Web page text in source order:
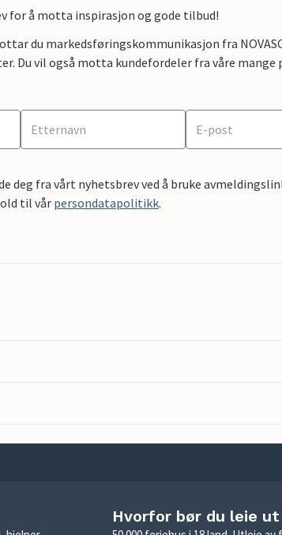
for å motta inspirasjon og gode tilbud!
du markedsføringskommunikasjon fra
Du vil også motta kundefordeler fra våre
deg fra vårt nyhetsbrev ved å bruke
til vårpersondatapolitikk.
Hvorfor bør du leie